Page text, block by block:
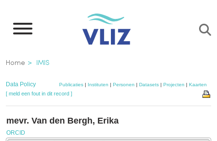
naar
inhoud
gaan
Kruimelpad
Home IMIS
Data Policy Publicaties| Instituten | Personen | Datasets| Projecten | Kaarten
[ meld een fout in dit record ]
mevr. Van den Bergh, Erika
ORCID